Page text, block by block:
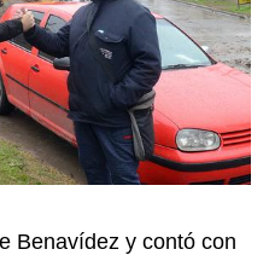
Benavídez y contó con